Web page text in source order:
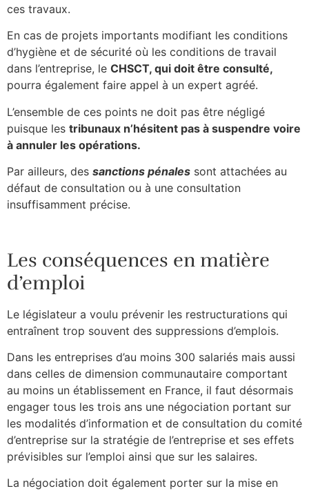
ces travaux.
En cas de projets importants modifiant les conditions
d’hygiène et de sécurité où les conditions de travail
dans l’entreprise, le CHSCT, qui doit être consulté,
pourra également faire appel à un expert agréé.
L’ensemble de ces points ne doit pas être négligé
puisque les tribunaux n’hésitent pas à suspendre voire
à annuler les opérations.
Par ailleurs, des sanctions pénales sont attachées au
défaut de consultation ou à une consultation
insuffisamment précise.
Les conséquences en matière
d’emploi
Le législateur a voulu prévenir les restructurations qui
entraînent trop souvent des suppressions d’emplois.
Dans les entreprises d’au moins 300 salariés mais aussi
dans celles de dimension communautaire comportant
au moins un établissement en France, il faut désormais
engager tous les trois ans une négociation portant sur
les modalités d’information et de consultation du comité
d’entreprise sur la stratégie de l’entreprise et ses effets
prévisibles sur l’emploi ainsi que sur les salaires.
La négociation doit également porter sur la mise en